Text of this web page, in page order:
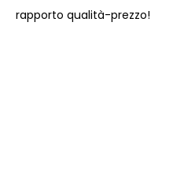
rapporto qualità-prezzo!